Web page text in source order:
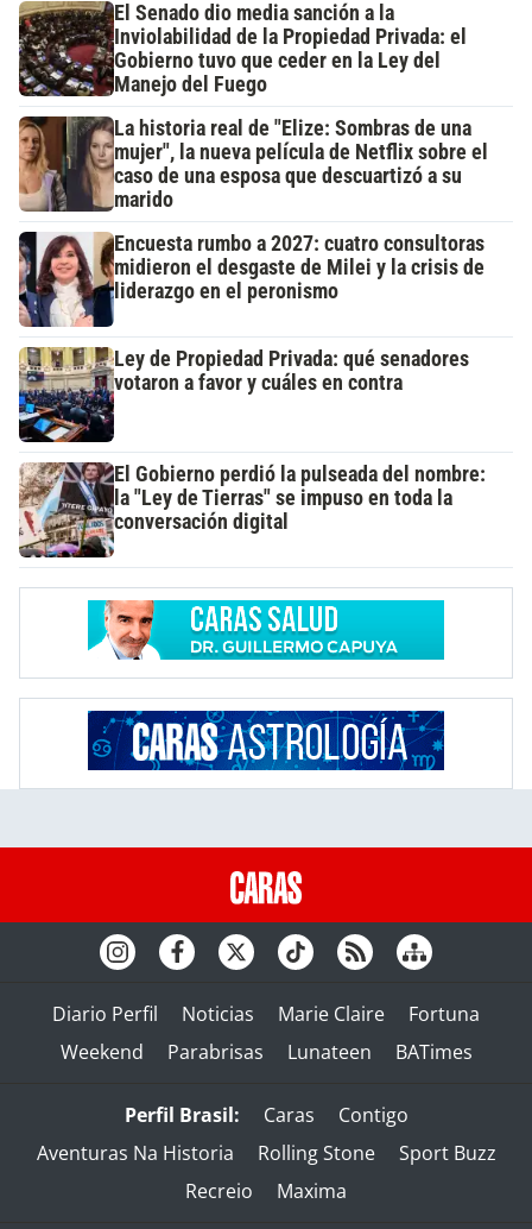
El Senado dio media sanción a la
Inviolabilidad de la Propiedad Privada: el
Gobierno tuvo que ceder en la Ley del
Manejo del Fuego
La historia real de "Elize: Sombras de una
mujer", la nueva película de Netflix sobre el
caso de una esposa que descuartizó a su
marido
Encuesta rumbo a 2027: cuatro consultoras
midieron el desgaste de Milei y la crisis de
liderazgo en el peronismo
Ley de Propiedad Privada: qué senadores
votaron a favor y cuáles en contra
El Gobierno perdió la pulseada del nombre:
la "Ley de Tierras" se impuso en toda la
conversación digital
Diario Perfil Noticias Marie Claire
Fortuna
Weekend
Parabrisas Lunateen BATimes
Perfil Brasil: Caras
Contigo
Aventuras Na Historia
Rolling Stone
Sport Buzz
Recreio
Maxima